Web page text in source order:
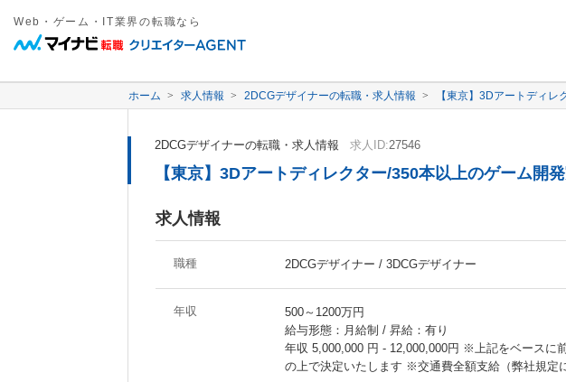
Web・ゲーム・IT業界の転職なら
ホーム 求人情報 2DCGデザイナーの転職・求人情報 【東京】3Dアートディ
2DCGデザイナーの転職・求人情報 求人ID:27546
【東京】3Dアートディレクター/350本以上のゲーム開
求人情報
職種 2DCGデザイナー / 3DCGデザイナー
年収
500～1200万円
給与形態：月給制 / 昇給：有り
年収 5,000,000 円 - 12,000,000円 ※上記をベースに
の上で決定いたします ※交通費全額支給（弊社規定